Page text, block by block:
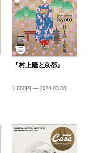
『村上隆と京都』
1,650円 — 2024.03.08